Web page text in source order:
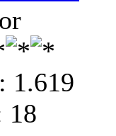
1.619
18